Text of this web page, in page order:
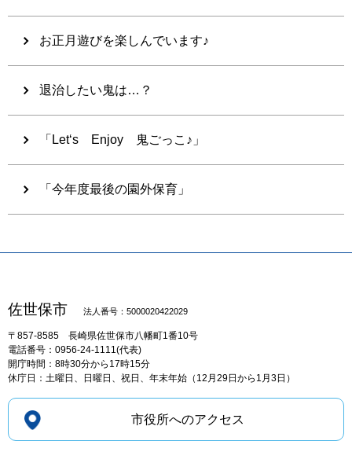
お正月遊びを楽しんでいます♪
退治したい鬼は…？
「Let‘s Enjoy 鬼ごっこ♪」
「今年度最後の園外保育」
佐世保市 法人番号：5000020422029
〒857-8585 長崎県佐世保市八幡町1番10号
電話番号：0956-24-1111(代表)
開庁時間：8時30分から17時15分
休庁日：土曜日、日曜日、祝日、年末年始（12月29日から1月3日）
市役所へのアクセス